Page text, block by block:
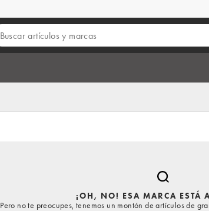
¡OH, NO! ESA MARCA ESTÁ
Pero no te preocupes, tenemos un montón de artículos de